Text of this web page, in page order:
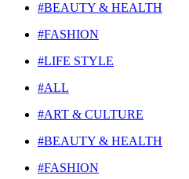
#BEAUTY & HEALTH
#FASHION
#LIFE STYLE
#ALL
#ART & CULTURE
#BEAUTY & HEALTH
#FASHION